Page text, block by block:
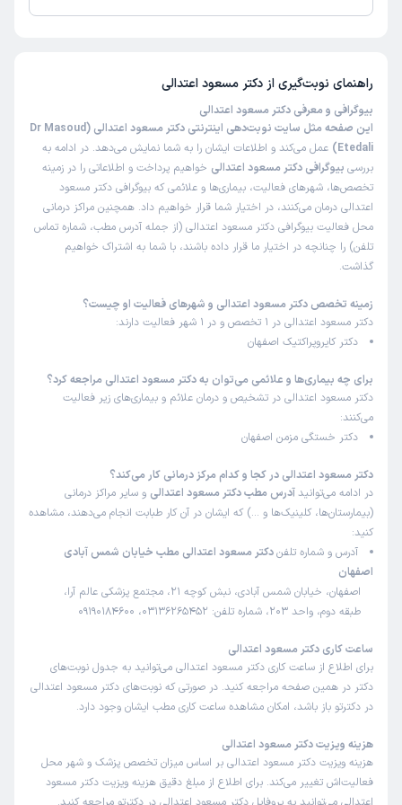
این پزشک را پیشنهاد نمیکنم
زمان انتظار: بیش از 90 دقیقه
دکتر اوکی بودن از نظر اطلاعات کافی در اختیاربیمارقرادادن ولی
منشی نامناسب
علت مراجعه: کمک به کاهش دردهای مفصلی بدون جراحی
کاربر دکترتو
کاربر آزاد
این پزشک را پیشنهاد میکنم
زمان انتظار:15-45 دقیقه
کردم . بالا و پایین رفتن از پله و ایستادن و راه رفتن برایم درد
شدیدی ایجاد می‌کرد و فعالیت های روزانه برایم سخت شده
بود. با گذراندن جلسات درمانی زیر نظرشون و انجام تمرینات
بهبودی پیداکردم
علت مراجعه: کمک به کاهش دردهای مفصلی بدون جراحی
(
1405/03/27
این پزشک را پیشنهاد میکنم
زمان انتظار:
15-45 دقیقه
به آقای دکتر مسعود اعتدالی . مادرم شب تا صبح از درد
نمیتونستن بخوابن . آقای دکتر توی درمان خیلی خوب بودن
بعد از پنج جلسه که زیر نظرشون گذشت دیگه مادرم شب ها
علت مراجعه: کمک به کاهش دردهای مفصلی بدون جراحی
راهنمای نوبت‌گیری از دکتر مسعود اعتدالی
بیوگرافی و معرفی دکتر مسعود اعتدالی
این صفحه مثل سایت نوبت‌دهی اینترنتی دکتر مسعود اعتدالی (Dr Masoud
Etedali)
عمل می‌کند و اطلاعات ایشان را به شما نمایش می‌دهد. در ادامه به
بررسی بیوگرافی دکتر مسعود اعتدالی خواهیم پرداخت و اطلاعاتی را در زمینه
تخصص‌ها، شهرهای فعالیت، بیماری‌ها و علائمی که بیوگرافی دکتر مسعود
اعتدالی درمان می‌کنند، در اختیار شما قرار خواهیم داد. همچنین مراکز درمانی
محل فعالیت بیوگرافی دکتر مسعود اعتدالی (از جمله آدرس مطب، شماره تماس
تلفن) را چنانچه در اختیار ما قرار داده باشند، با شما به اشتراک خواهیم
گذاشت.
زمینه تخصص دکتر مسعود اعتدالی و شهرهای فعالیت او چیست؟
دکتر مسعود اعتدالی در 1 تخصص و در 1 شهر فعالیت دارند:
دکتر کایروپراکتیک اصفهان
برای چه بیماری‌ها و علائمی می‌توان به دکتر مسعود اعتدالی مراجعه کرد؟
دکتر مسعود اعتدالی در تشخیص و درمان علائم و بیماری‌های زیر فعالیت
می‌کنند:
دکتر خستگی مزمن اصفهان
دکتر مسعود اعتدالی در کجا و کدام مرکز درمانی کار می‌کند؟
در ادامه می‌توانید آدرس مطب دکتر مسعود اعتدالی و سایر مراکز درمانی
(بیمارستان‌ها، کلینیک‌ها و …) که ایشان در آن کار طبابت انجام می‌دهند، مشاهده
کنید:
آدرس و شماره تلفندکتر مسعود اعتدالی مطب خیابان شمس آبادی
اصفهان
اصفهان، خیابان شمس آبادی، نبش کوچه 21، مجتمع پزشکی عالم آرا،
طبقه دوم، واحد 203، شماره تلفن: 03136265452، 09190184600
ساعت کاری دکتر مسعود اعتدالی
برای اطلاع از ساعت کاری دکتر مسعود اعتدالی می‌توانید به جدول نوبت‌های
دکتر در همین صفحه مراجعه کنید. در صورتی که نوبت‌های دکتر مسعود اعتدالی
در دکترتو باز باشد، امکان مشاهده ساعت کاری مطب ایشان وجود دارد.
هزینه ویزیت دکتر مسعود اعتدالی
هزینه ویزیت دکتر مسعود اعتدالی بر اساس میزان تخصص پزشک و شهر محل
فعالیت‌اش تغییر می‌کند. برای اطلاع از مبلغ دقیق هزینه ویزیت دکتر مسعود